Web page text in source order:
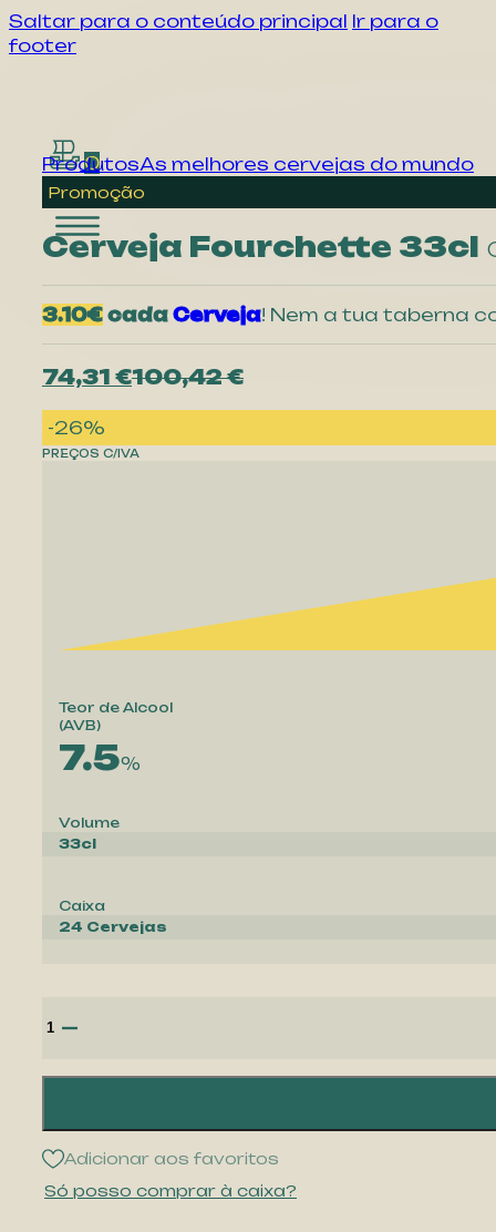
Saltar para o conteúdo principal Ir para o
footer
0
ProdutosAs melhores cervejas do mundo
Promoção
Cerveja Fourchette 33cl
3.10€ cada Cerveja! Nem a tua taberna
100,42€
O
original
era:
74,31 €
O
atual
é:
-26%
PREÇOS C/IVA
Teor de Alcool
(AVB)
7.5
Volume
33cl
Caixa
24 Cervejas
Quantidade
33clAdicionar aos favoritos
Só posso comprar à caixa?